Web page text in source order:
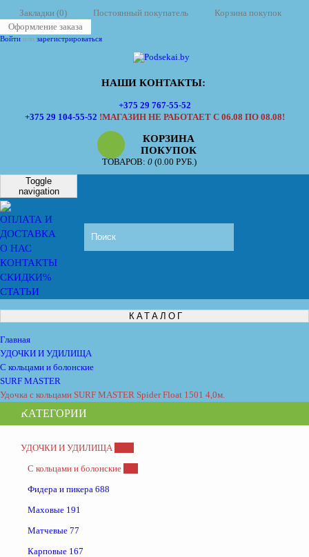
Закладки (0) Постоянный покупатель
Корзина покупок
Оформление заказа
Войти или зарегистрироваться
НАШИ КОНТАКТЫ:
+375 29 767-55-52
+375 29 104-55-52 !МАГАЗИН НЕ РАБОТАЕТ С 06.08 ПО 08.08!
КОРЗИНА
ПОКУПОК
ТОВАРОВ: 0 (0.00 РУБ.)
Toggle
navigation
ОПЛАТА И
ДОСТАВКА
О НАС
КОНТАКТЫ
СКИДКИ%
СТАТЬИ
КАТАЛОГ
Главная
УДОЧКИ И УДИЛИЩА
С кольцами и болонские
SURF MASTER
Удочка с кольцами SURF MASTER Spider Float 1501 4,0м.
КАТЕГОРИИ
УДОЧКИ И УДИЛИЩА
С кольцами и болонские
Фидера и пикера 688
Маховые 191
Матчевые 77
Карповые 167